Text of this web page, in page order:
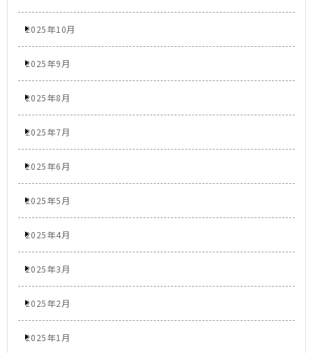
2025年10月
2025年9月
2025年8月
2025年7月
2025年6月
2025年5月
2025年4月
2025年3月
2025年2月
2025年1月